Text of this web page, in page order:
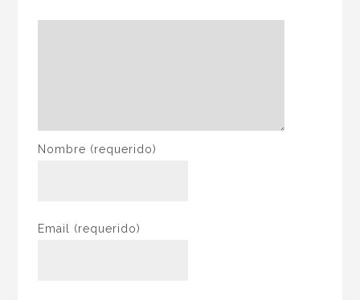
Nombre (requerido)
Email (requerido)